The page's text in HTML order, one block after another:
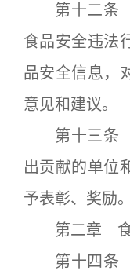
第十二条
食品安全违法
品安全信息，
意见和建议。
第十三条
出贡献的单位
予表彰、奖励。
第二章 食
第十四条